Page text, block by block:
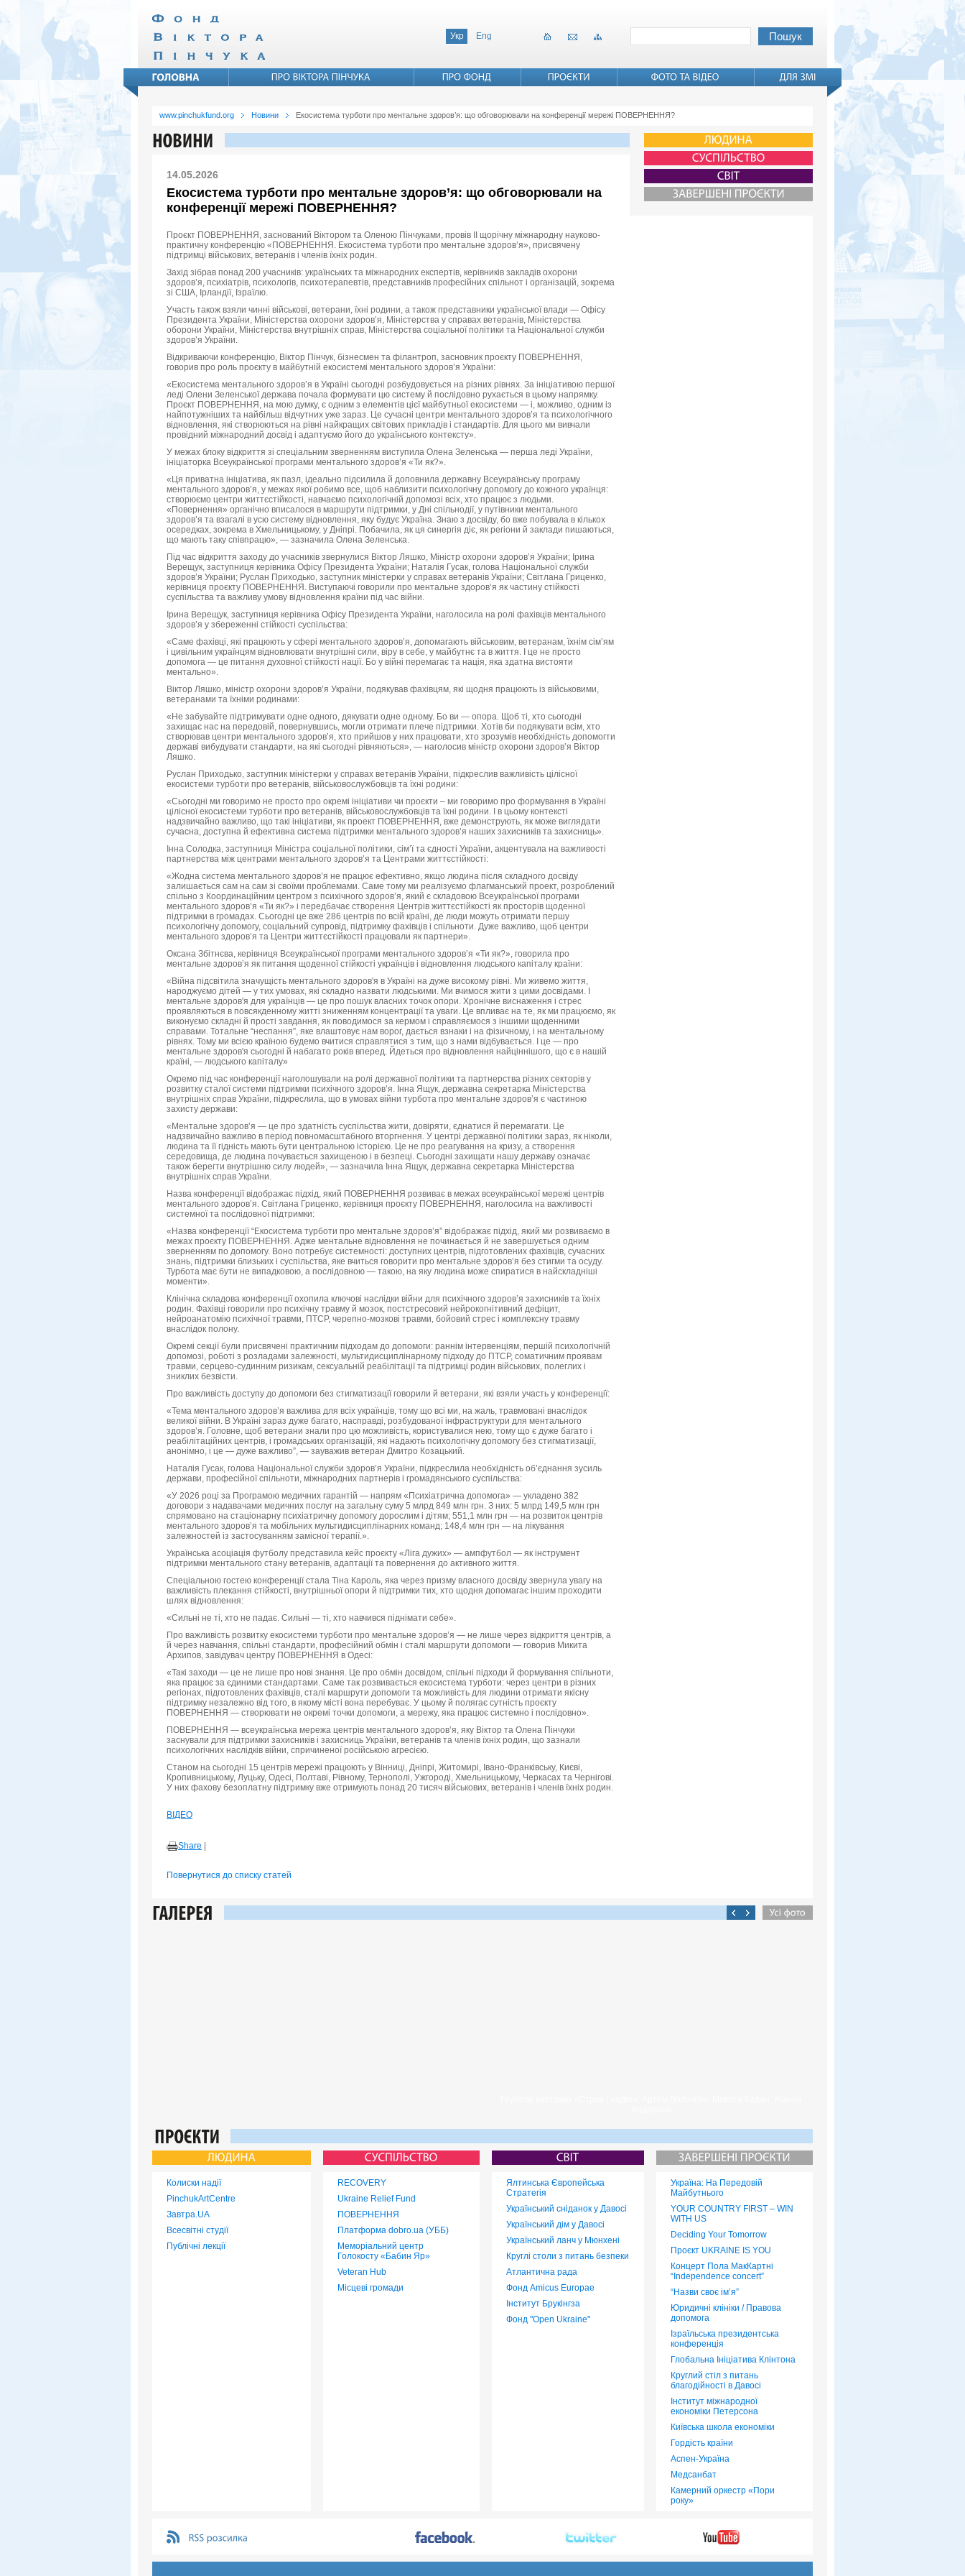
Укр Eng
www.pinchukfund.org Новини Екосистема турботи про ментальне здоров’я: що обговорювали на конференції мережі ПОВЕРНЕННЯ?
14.05.2026
Екосистема турботи про ментальне здоров’я: що обговорювали на
конференції мережі ПОВЕРНЕННЯ?
Проєкт ПОВЕРНЕННЯ, заснований Віктором та Оленою Пінчуками, провів II щорічну міжнародну науково-
практичну конференцію «ПОВЕРНЕННЯ. Екосистема турботи про ментальне здоров’я», присвячену
підтримці військових, ветеранів і членів їхніх родин.
Захід зібрав понад 200 учасників: українських та міжнародних експертів, керівників закладів охорони
здоров’я, психіатрів, психологів, психотерапевтів, представників професійних спільнот і організацій, зокрема
зі США, Ірландії, Ізраїлю.
Участь також взяли чинні військові, ветерани, їхні родини, а також представники української влади — Офісу
Президента України, Міністерства охорони здоров’я, Міністерства у справах ветеранів, Міністерства
оборони України, Міністерства внутрішніх справ, Міністерства соціальної політики та Національної служби
здоров’я України.
Відкриваючи конференцію, Віктор Пінчук, бізнесмен та філантроп, засновник проєкту ПОВЕРНЕННЯ,
говорив про роль проєкту в майбутній екосистемі ментального здоров’я України:
«Екосистема ментального здоров’я в Україні сьогодні розбудовується на різних рівнях. За ініціативою першої
леді Олени Зеленської держава почала формувати цю систему й послідовно рухається в цьому напрямку.
Проєкт ПОВЕРНЕННЯ, на мою думку, є одним з елементів цієї майбутньої екосистеми — і, можливо, одним із
найпотужніших та найбільш відчутних уже зараз. Це сучасні центри ментального здоров’я та психологічного
відновлення, які створюються на рівні найкращих світових прикладів і стандартів. Для цього ми вивчали
провідний міжнародний досвід і адаптуємо його до українського контексту».
У межах блоку відкриття зі спеціальним зверненням виступила Олена Зеленська — перша леді України,
ініціаторка Всеукраїнської програми ментального здоров’я «Ти як?».
«Ця приватна ініціатива, як пазл, ідеально підсилила й доповнила державну Всеукраїнську програму
ментального здоров’я, у межах якої робимо все, щоб наблизити психологічну допомогу до кожного українця:
створюємо центри життєстійкості, навчаємо психологічній допомозі всіх, хто працює з людьми.
«Повернення» органічно вписалося в маршрути підтримки, у Дні спільнодії, у путівники ментального
здоров’я та взагалі в усю систему відновлення, яку будує Україна. Знаю з досвіду, бо вже побувала в кількох
осередках, зокрема в Хмельницькому, у Дніпрі. Побачила, як ця синергія діє, як регіони й заклади пишаються,
що мають таку співпрацю», — зазначила Олена Зеленська.
Під час відкриття заходу до учасників звернулися Віктор Ляшко, Міністр охорони здоровʼя України; Ірина
Верещук, заступниця керівника Офісу Президента України; Наталія Гусак, голова Національної служби
здоров’я України; Руслан Приходько, заступник міністерки у справах ветеранів України; Світлана Гриценко,
керівниця проєкту ПОВЕРНЕННЯ. Виступаючі говорили про ментальне здоров’я як частину стійкості
суспільства та важливу умову відновлення країни під час війни.
Ірина Верещук, заступниця керівника Офісу Президента України, наголосила на ролі фахівців ментального
здоров’я у збереженні стійкості суспільства:
«Саме фахівці, які працюють у сфері ментального здоров’я, допомагають військовим, ветеранам, їхнім сім’ям
і цивільним українцям відновлювати внутрішні сили, віру в себе, у майбутнє та в життя. І це не просто
допомога — це питання духовної стійкості нації. Бо у війні перемагає та нація, яка здатна вистояти
ментально».
Віктор Ляшко, міністр охорони здоровʼя України, подякував фахівцям, які щодня працюють із військовими,
ветеранами та їхніми родинами:
«Не забувайте підтримувати одне одного, дякувати одне одному. Бо ви — опора. Щоб ті, хто сьогодні
захищає нас на передовій, повернувшись, могли отримати плече підтримки. Хотів би подякувати всім, хто
створював центри ментального здоров’я, хто прийшов у них працювати, хто зрозумів необхідність допомогти
державі вибудувати стандарти, на які сьогодні рівняються», — наголосив міністр охорони здоровʼя Віктор
Ляшко.
Руслан Приходько, заступник міністерки у справах ветеранів України, підкреслив важливість цілісної
екосистеми турботи про ветеранів, військовослужбовців та їхні родини:
«Сьогодні ми говоримо не просто про окремі ініціативи чи проєкти ‒ ми говоримо про формування в Україні
цілісної екосистеми турботи про ветеранів, військовослужбовців та їхні родини. І в цьому контексті
надзвичайно важливо, що такі ініціативи, як проект ПОВЕРНЕННЯ, вже демонструють, як може виглядати
сучасна, доступна й ефективна система підтримки ментального здоров’я наших захисників та захисниць».
Інна Солодка, заступниця Міністра соціальної політики, сім’ї та єдності України, акцентувала на важливості
партнерства між центрами ментального здоров’я та Центрами життєстійкості:
«Жодна система ментального здоров’я не працює ефективно, якщо людина після складного досвіду
залишається сам на сам зі своїми проблемами. Саме тому ми реалізуємо флагманський проект, розроблений
спільно з Координаційним центром з психічного здоров’я, який є складовою Всеукраїнської програми
ментального здоров’я «Ти як?» і передбачає створення Центрів життєстійкості як просторів щоденної
підтримки в громадах. Сьогодні це вже 286 центрів по всій країні, де люди можуть отримати першу
психологічну допомогу, соціальний супровід, підтримку фахівців і спільноти. Дуже важливо, щоб центри
ментального здоров’я та Центри життєстійкості працювали як партнери».
Оксана Збітнєва, керівниця Всеукраїнської програми ментального здоровʼя «Ти як?», говорила про
ментальне здоров’я як питання щоденної стійкості українців і відновлення людського капіталу країни:
«Війна підсвітила значущість ментального здоров'я в Україні на дуже високому рівні. Ми живемо життя,
народжуємо дітей — у тих умовах, які складно назвати людськими. Ми вчимося жити з цими досвідами. І
ментальне здоров'я для українців — це про пошук власних точок опори. Хронічне виснаження і стрес
проявляються в повсякденному житті зниженням концентрації та уваги. Це впливає на те, як ми працюємо, як
виконуємо складні й прості завдання, як поводимося за кермом і справляємося з іншими щоденними
справами. Тотальне “неспання”, яке влаштовує нам ворог, дається взнаки і на фізичному, і на ментальному
рівнях. Тому ми всією країною будемо вчитися справлятися з тим, що з нами відбувається. І це — про
ментальне здоров'я сьогодні й набагато років вперед. Йдеться про відновлення найціннішого, що є в нашій
країні, — людського капіталу»
Окремо під час конференції наголошували на ролі державної політики та партнерства різних секторів у
розвитку сталої системи підтримки психічного здоров’я. Інна Ящук, державна секретарка Міністерства
внутрішніх справ України, підкреслила, що в умовах війни турбота про ментальне здоров’я є частиною
захисту держави:
«Ментальне здоровʼя — це про здатність суспільства жити, довіряти, єднатися й перемагати. Це
надзвичайно важливо в період повномасштабного вторгнення. У центрі державної політики зараз, як ніколи,
людина та її гідність мають бути центральною історією. Це не про реагування на кризу, а створення
середовища, де людина почувається захищеною і в безпеці. Сьогодні захищати нашу державу означає
також берегти внутрішню силу людей», — зазначила Інна Ящук, державна секретарка Міністерства
внутрішніх справ України.
Назва конференції відображає підхід, який ПОВЕРНЕННЯ розвиває в межах всеукраїнської мережі центрів
ментального здоров’я. Світлана Гриценко, керівниця проєкту ПОВЕРНЕННЯ, наголосила на важливості
системної та послідовної підтримки:
«Назва конференції “Екосистема турботи про ментальне здоров’я” відображає підхід, який ми розвиваємо в
межах проєкту ПОВЕРНЕННЯ. Адже ментальне відновлення не починається й не завершується одним
зверненням по допомогу. Воно потребує системності: доступних центрів, підготовлених фахівців, сучасних
знань, підтримки близьких і суспільства, яке вчиться говорити про ментальне здоров’я без стигми та осуду.
Турбота має бути не випадковою, а послідовною — такою, на яку людина може спиратися в найскладніші
моменти».
Клінічна складова конференції охопила ключові наслідки війни для психічного здоров’я захисників та їхніх
родин. Фахівці говорили про психічну травму й мозок, постстресовий нейрокогнітивний дефіцит,
нейроанатомію психічної травми, ПТСР, черепно-мозкові травми, бойовий стрес і комплексну травму
внаслідок полону.
Окремі секції були присвячені практичним підходам до допомоги: раннім інтервенціям, першій психологічній
допомозі, роботі з розладами залежності, мультидисциплінарному підходу до ПТСР, соматичним проявам
травми, серцево-судинним ризикам, сексуальній реабілітації та підтримці родин військових, полеглих і
зниклих безвісти.
Про важливість доступу до допомоги без стигматизації говорили й ветерани, які взяли участь у конференції:
«Тема ментального здоров’я важлива для всіх українців, тому що всі ми, на жаль, травмовані внаслідок
великої війни. В Україні зараз дуже багато, насправді, розбудованої інфраструктури для ментального
здоровʼя. Головне, щоб ветерани знали про цю можливість, користувалися нею, тому що є дуже багато і
реабілітаційних центрів, і громадських організацій, які надають психологічну допомогу без стигматизації,
анонімно, і це — дуже важливо”, — зауважив ветеран Дмитро Козацький.
Наталія Гусак, голова Національної служби здоров’я України, підкреслила необхідність об’єднання зусиль
держави, професійної спільноти, міжнародних партнерів і громадянського суспільства:
«У 2026 році за Програмою медичних гарантій — напрям «Психіатрична допомога» — укладено 382
договори з надавачами медичних послуг на загальну суму 5 млрд 849 млн грн. З них: 5 млрд 149,5 млн грн
спрямовано на стаціонарну психіатричну допомогу дорослим і дітям; 551,1 млн грн — на розвиток центрів
ментального здоров’я та мобільних мультидисциплінарних команд; 148,4 млн грн — на лікування
залежностей із застосуванням замісної терапії.».
Українська асоціація футболу представила кейс проєкту «Ліга дужих» — ампфутбол — як інструмент
підтримки ментального стану ветеранів, адаптації та повернення до активного життя.
Спеціальною гостею конференції стала Тіна Кароль, яка через призму власного досвіду звернула увагу на
важливість плекання стійкості, внутрішньої опори й підтримки тих, хто щодня допомагає іншим проходити
шлях відновлення:
«Сильні не ті, хто не падає. Сильні — ті, хто навчився піднімати себе».
Про важливість розвитку екосистеми турботи про ментальне здоров’я — не лише через відкриття центрів, а
й через навчання, спільні стандарти, професійний обмін і сталі маршрути допомоги — говорив Микита
Архипов, завідувач центру ПОВЕРНЕННЯ в Одесі:
«Такі заходи — це не лише про нові знання. Це про обмін досвідом, спільні підходи й формування спільноти,
яка працює за єдиними стандартами. Саме так розвивається екосистема турботи: через центри в різних
регіонах, підготовлених фахівців, сталі маршрути допомоги та можливість для людини отримати якісну
підтримку незалежно від того, в якому місті вона перебуває. У цьому й полягає сутність проєкту
ПОВЕРНЕННЯ — створювати не окремі точки допомоги, а мережу, яка працює системно і послідовно».
ПОВЕРНЕННЯ — всеукраїнська мережа центрів ментального здоров’я, яку Віктор та Олена Пінчуки
заснували для підтримки захисників і захисниць України, ветеранів та членів їхніх родин, що зазнали
психологічних наслідків війни, спричиненої російською агресією.
Станом на сьогодні 15 центрів мережі працюють у Вінниці, Дніпрі, Житомирі, Івано-Франківську, Києві,
Кропивницькому, Луцьку, Одесі, Полтаві, Рівному, Тернополі, Ужгороді, Хмельницькому, Черкасах та Чернігові.
У них фахову безоплатну підтримку вже отримують понад 20 тисяч військових, ветеранів і членів їхніх родин.
ВІДЕО
Share
Повернутися до списку статей
Колиски надії
PinchukArtCentre
Завтра.UA
Всесвітні студії
Публічні лекції
RECOVERY
Ukraine Relief Fund
ПОВЕРНЕННЯ
Платформа dobro.ua (УББ)
Меморіальний центр
Голокосту «Бабин Яр»
Veteran Hub
Місцеві громади
Ялтинська Європейська
Стратегія
Український сніданок у Давосі
Український дім у Давосі
Український ланч у Мюнхені
Круглі столи з питань безпеки
Атлантична рада
Фонд Amicus Europae
Інститут Брукінгза
Фонд "Open Ukraine"
Україна: На Передовій
Майбутнього
YOUR COUNTRY FIRST – WIN
WITH US
Deciding Your Tomorrow
Проєкт UKRAINE IS YOU
Концерт Пола МакКартні
“Independence concert”
“Назви своє ім’я”
Юридичні клініки / Правова
допомога
Ізраїльська президентська
конференція
Глобальна Ініціатива Клінтона
Круглий стіл з питань
благодійності в Давосі
Інститут міжнародної
економіки Петерсона
Київська школа економіки
Гордість країни
Аспен-Україна
Медсанбат
Камерний оркестр «Пори
року»